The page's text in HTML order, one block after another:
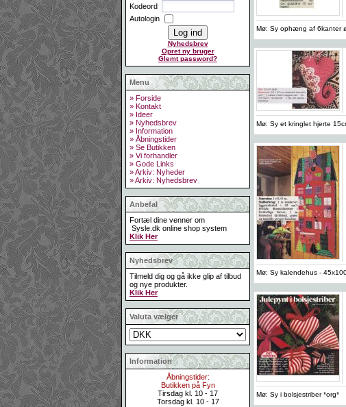
Kodeord
Autologin
Nyhedsbrev
Opret ny bruger
Glemt password?
Menu
» Forside
» Kontakt
» Ideer
» Nyhedsbrev
» Information
» Åbningstider
» Se Butikken
» Vi forhandler
» Gode Links
» Arkiv: Nyheder
» Arkiv: Nyhedsbrev
Anbefal
Fortæl dine venner om
Sysle.dk online shop system
Klik Her
Nyhedsbrev
Tilmeld dig og gå ikke glip af tilbud
og nye produkter.
Klik Her
Valuta vælger
Information
Åbningstider:
Butikken på Fyn
Tirsdag kl. 10 - 17
Torsdag kl. 10 - 17
Mø: Sy ophæng af 6kanter
Mø: Sy et kringlet hjerte
Mø: Sy kalendehus -
Mø: Sy i bolsjestriber *org*